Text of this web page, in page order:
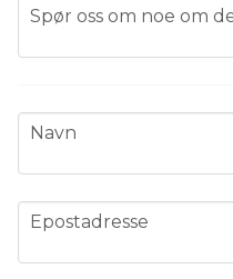
question
Spør oss om noe om
name
Navn
email
Epostadresse